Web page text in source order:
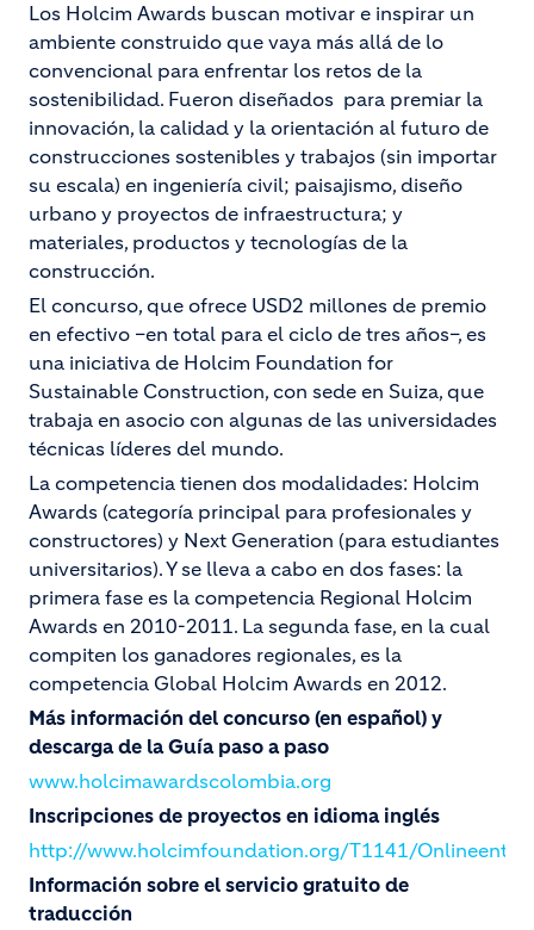
Los Holcim Awards buscan motivar e inspirar un
ambiente construido que vaya más allá de lo
convencional para enfrentar los retos de la
sostenibilidad. Fueron diseñados para premiar la
innovación, la calidad y la orientación al futuro de
construcciones sostenibles y trabajos (sin importar
su escala) en ingeniería civil; paisajismo, diseño
urbano y proyectos de infraestructura; y
materiales, productos y tecnologías de la
construcción.
El concurso, que ofrece USD2 millones de premio
en efectivo –en total para el ciclo de tres años–, es
una iniciativa de Holcim Foundation for
Sustainable Construction, con sede en Suiza, que
trabaja en asocio con algunas de las universidades
técnicas líderes del mundo.
La competencia tienen dos modalidades: Holcim
Awards (categoría principal para profesionales y
constructores) y Next Generation (para estudiantes
universitarios). Y se lleva a cabo en dos fases: la
primera fase es la competencia Regional Holcim
Awards en 2010-2011. La segunda fase, en la cual
compiten los ganadores regionales, es la
competencia Global Holcim Awards en 2012.
Más información del concurso (en español) y
descarga de la Guía paso a paso
www.holcimawardscolombia.org
Inscripciones de proyectos en idioma inglés
http://www.holcimfoundation.org/T1141/
Información sobre el servicio gratuito de
traducción